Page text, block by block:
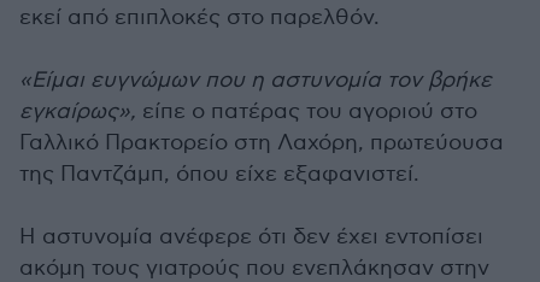
εκεί από επιπλοκές στο παρελθόν.
«Είμαι ευγνώμων που η αστυνομία τον βρήκε
εγκαίρως», είπε ο πατέρας του αγοριού στο
Γαλλικό Πρακτορείο στη Λαχόρη, πρωτεύουσα
της Παντζάμπ, όπου είχε εξαφανιστεί.
Η αστυνομία ανέφερε ότι δεν έχει εντοπίσει
ακόμη τους γιατρούς που ενεπλάκησαν στην